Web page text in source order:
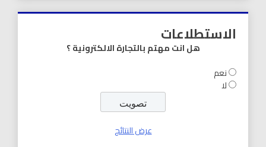
الاستطلاعات
هل انت مهتم بالتجارة الالكترونية ؟
نعم
لا
عرض النتائج